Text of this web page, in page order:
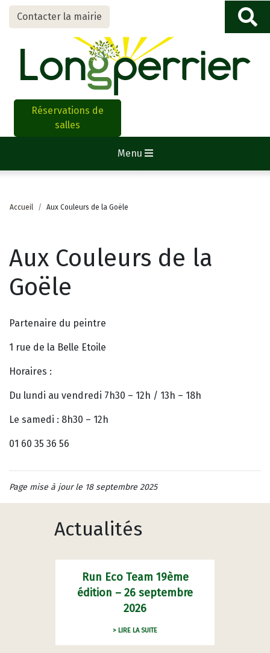
Contacter la mairie
Réservations de
salles
Menu
Accueil Aux Couleurs de la Goële
Aux Couleurs de la
Goële
Partenaire du peintre
1 rue de la Belle Etoile
Horaires :
Du lundi au vendredi 7h30 – 12h / 13h – 18h
Le samedi : 8h30 – 12h
01 60 35 36 56
Page mise à jour le 18 septembre 2025
Actualités
Run Eco Team 19ème
édition – 26 septembre
2026
> LIRE LA SUITE